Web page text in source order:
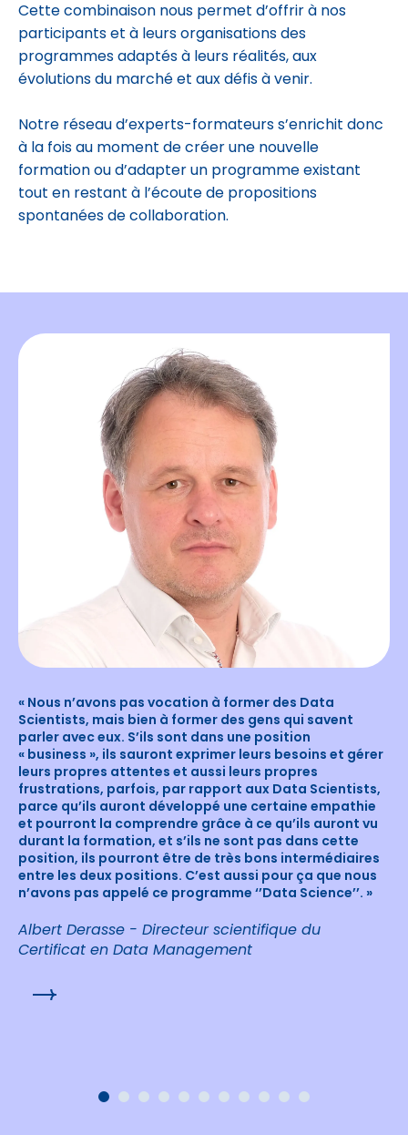
Cette combinaison nous permet d’offrir à nos
participants et à leurs organisations des
programmes adaptés à leurs réalités, aux
évolutions du marché et aux défis à venir.
Notre réseau d’experts-formateurs s’enrichit donc
à la fois au moment de créer une nouvelle
formation ou d’adapter un programme existant
tout en restant à l’écoute de propositions
spontanées de collaboration.
« Nous n’avons pas vocation à former des Data
Scientists, mais bien à former des gens qui savent
parler avec eux. S’ils sont dans une position
« business », ils sauront exprimer leurs besoins et gérer
leurs propres attentes et aussi leurs propres
frustrations, parfois, par rapport aux Data Scientists,
parce qu’ils auront développé une certaine empathie
et pourront la comprendre grâce à ce qu’ils auront vu
durant la formation, et s’ils ne sont pas dans cette
position, ils pourront être de très bons intermédiaires
entre les deux positions. C’est aussi pour ça que nous
n’avons pas appelé ce programme ‘’Data Science’’. »
Albert Derasse - Directeur scientifique du
Certificat en Data Management